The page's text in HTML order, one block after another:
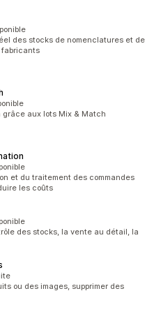
des stocks de nomenclatures et de
fabricants
aux lots Mix & Match
et du traitement des commandes
les coûts
des stocks, la vente au détail, la
ou des images, supprimer des